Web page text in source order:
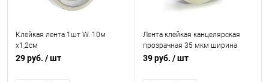
Клейкая лента 1шт W. 10м
х1,2см
29 руб. / шт
Лента клейкая канцелярская
прозрачная 35 мкм ширина
рулона 12 мм намотка 33 м
39 руб. / шт